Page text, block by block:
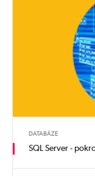
DATABÁZE
SQL Server -